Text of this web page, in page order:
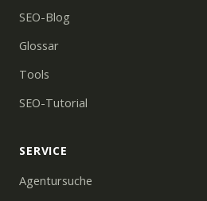
SEO-Blog
Glossar
Tools
SEO-Tutorial
SERVICE
Agentursuche